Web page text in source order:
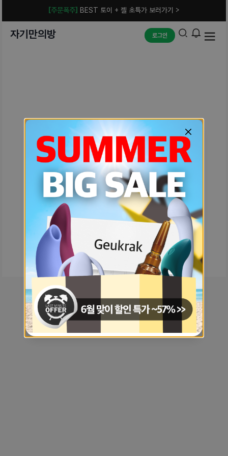
[주문폭주] BEST 토이 + 젤 초특가 보러가기 >
자기만의방 로그인
예상치 못한 에러입니다.